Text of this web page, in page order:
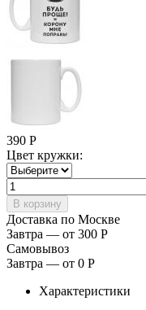
390 Р
Цвет кружки:
Доставка по Москве
Завтра — от 300 Р
Самовывоз
Завтра — от 0 Р
Характеристики